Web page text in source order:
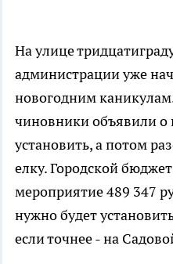
На улице
администрации уже
новогодним
чиновники объявили о
установить, а потом
елку. Городскойбюджет
мероприятие489 347
нужно будет
если точнее - на